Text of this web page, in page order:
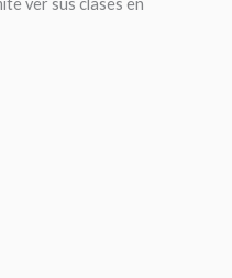
ver sus clases en